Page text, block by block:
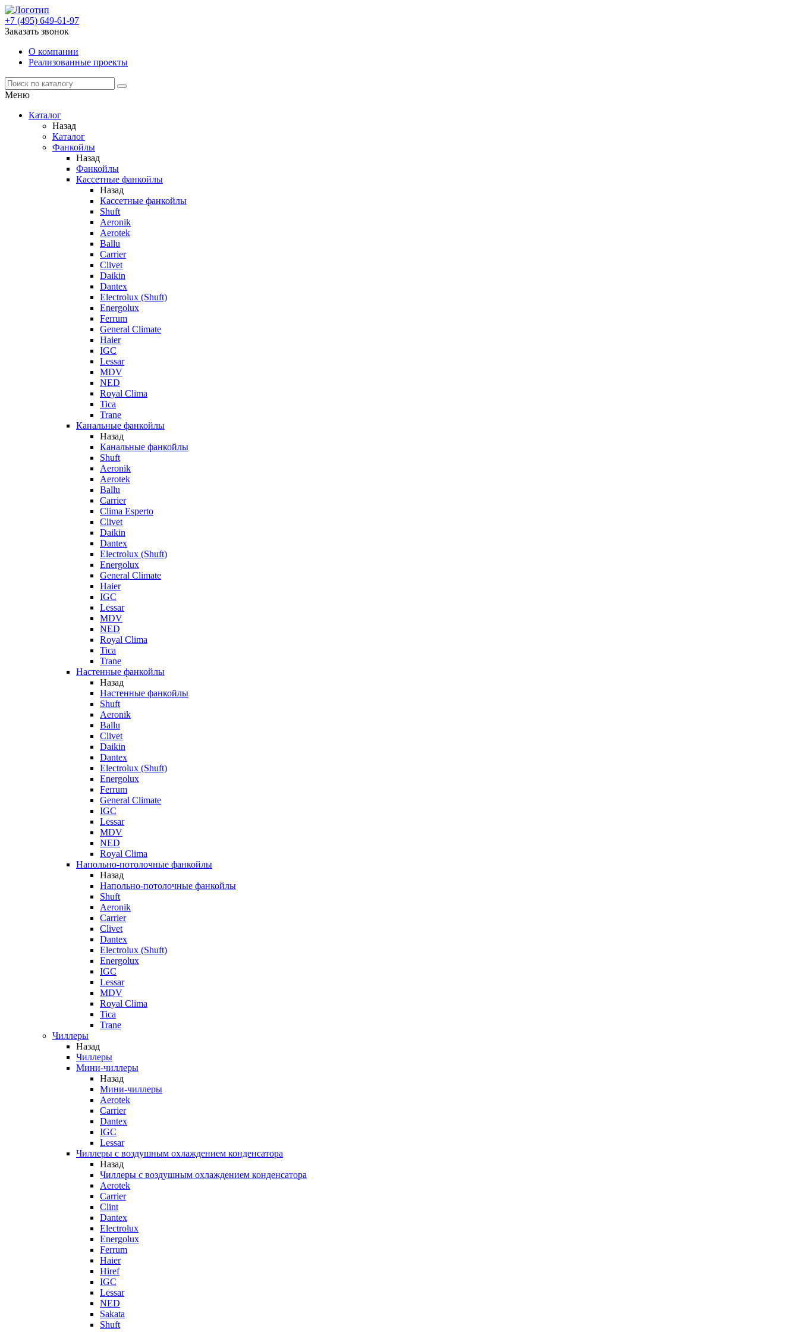
+7 (495) 649-61-97
Заказать звонок
О компании
Реализованные проекты
Меню
Каталог
Назад
Каталог
Фанкойлы
Назад
Фанкойлы
Кассетные фанкойлы
Назад
Кассетные фанкойлы
Shuft
Aeronik
Aerotek
Ballu
Carrier
Clivet
Daikin
Dantex
Electrolux (Shuft)
Energolux
Ferrum
General Climate
Haier
IGC
Lessar
MDV
NED
Royal Clima
Tica
Trane
Канальные фанкойлы
Назад
Канальные фанкойлы
Shuft
Aeronik
Aerotek
Ballu
Carrier
Clima Esperto
Clivet
Daikin
Dantex
Electrolux (Shuft)
Energolux
General Climate
Haier
IGC
Lessar
MDV
NED
Royal Clima
Tica
Trane
Настенные фанкойлы
Назад
Настенные фанкойлы
Shuft
Aeronik
Ballu
Clivet
Daikin
Dantex
Electrolux (Shuft)
Energolux
Ferrum
General Climate
IGC
Lessar
MDV
NED
Royal Clima
Напольно-потолочные фанкойлы
Назад
Напольно-потолочные фанкойлы
Shuft
Aeronik
Carrier
Clivet
Dantex
Electrolux (Shuft)
Energolux
IGC
Lessar
MDV
Royal Clima
Tica
Trane
Чиллеры
Назад
Чиллеры
Мини-чиллеры
Назад
Мини-чиллеры
Aerotek
Carrier
Dantex
IGC
Lessar
Чиллеры с воздушным охлаждением конденсатора
Назад
Чиллеры с воздушным охлаждением конденсатора
Aerotek
Carrier
Clint
Dantex
Electrolux
Energolux
Ferrum
Haier
Hiref
IGC
Lessar
NED
Sakata
Shuft